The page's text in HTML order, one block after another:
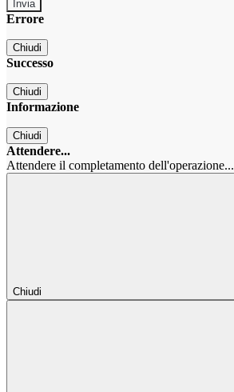
Errore
Chiudi
Successo
Chiudi
Informazione
Chiudi
Attendere...
Attendere il completamento dell'operazione...
Chiudi